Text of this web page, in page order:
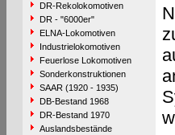
DR-Rekolokomotiven
DR - "6000er"
ELNA-Lokomotiven
Industrielokomotiven
Feuerlose Lokomotiven
Sonderkonstruktionen
SAAR (1920 - 1935)
DB-Bestand 1968
DR-Bestand 1970
Auslandsbestände